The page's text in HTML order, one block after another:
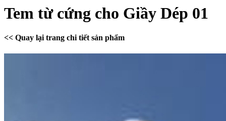
Tem từ cứng cho Giầy Dép 01
<< Quay lại trang chi tiết sản phẩm